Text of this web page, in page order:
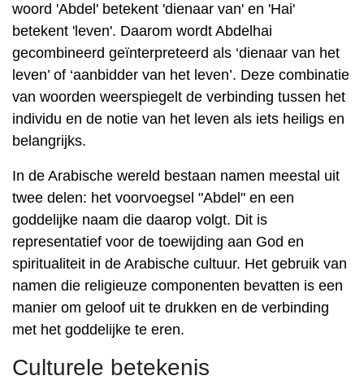
woord 'Abdel' betekent 'dienaar van' en 'Hai'
betekent 'leven'. Daarom wordt Abdelhai
gecombineerd geïnterpreteerd als ‘dienaar van het
leven’ of ‘aanbidder van het leven’. Deze combinatie
van woorden weerspiegelt de verbinding tussen het
individu en de notie van het leven als iets heiligs en
belangrijks.
In de Arabische wereld bestaan ​​namen meestal uit
twee delen: het voorvoegsel "Abdel" en een
goddelijke naam die daarop volgt. Dit is
representatief voor de toewijding aan God en
spiritualiteit in de Arabische cultuur. Het gebruik van
namen die religieuze componenten bevatten is een
manier om geloof uit te drukken en de verbinding
met het goddelijke te eren.
Culturele betekenis